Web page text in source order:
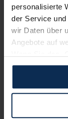
personalisierte
der Service
wir Daten über
Angebote auf
und erlauben
verwenden
etwa an unsere
zustimmen
über?
Toyota
über?
Toyota
über?
über?
Toyota
Toyota
Toyota